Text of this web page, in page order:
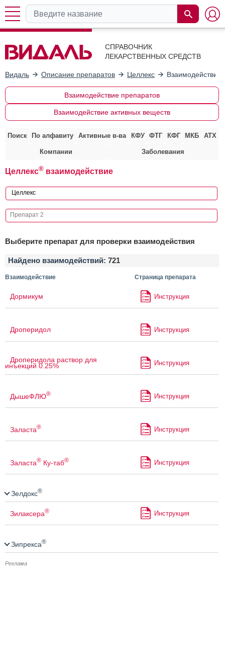
СПРАВОЧНИК
ЛЕКАРСТВЕННЫХ СРЕДСТВ
Видаль Описание препаратов Целлекс Взаимодействие
Взаимодействие препаратов
Взаимодействие активных веществ
Поиск По алфавиту Активные в-ва КФУ ФТГ КФГ МКБ АТХ
Компании Заболевания
Целлекс® взаимодействие
Выберите препарат для проверки взаимодействия
Найдено взаимодействий: 721
Взаимодействие Страница препарата
Дормикум Инструкция
Дроперидол Инструкция
Дроперидола раствор для
инъекций 0.25% Инструкция
ДышеФЛЮ® Инструкция
Заласта® Инструкция
Заласта® Ку-таб® Инструкция
Зелдокс®
Зилаксера® Инструкция
Зипрекса®
Реклама